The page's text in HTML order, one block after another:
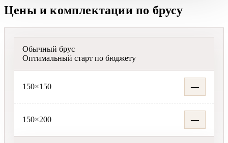
Цены и комплектации по брусу
Обычный брус
Оптимальный старт по бюджету
150×150 —
150×200 —